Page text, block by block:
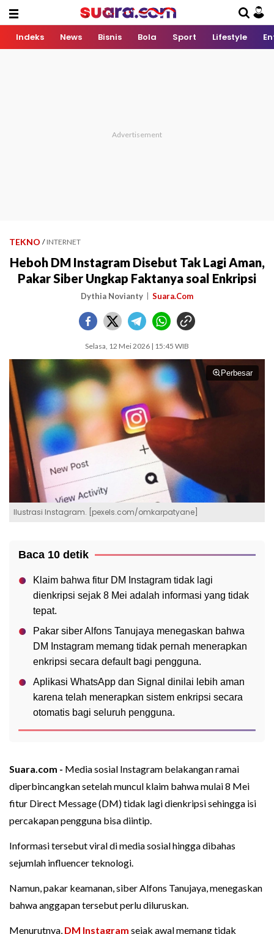
Indeks News Bisnis Bola Sport Lifestyle
TEKNO / INTERNET
Heboh DM Instagram Disebut Tak Lagi Aman,
Pakar Siber Ungkap Faktanya soal Enkripsi
Dythia Novianty Suara.Com
Selasa, 12 Mei 2026 | 15:45 WIB
Perbesar
Ilustrasi Instagram. [pexels.com/omkarpatyane]
Baca 10 detik
Klaim bahwa fitur DM Instagram tidak lagi
dienkripsi sejak 8 Mei adalah informasi yang tidak
tepat.
Pakar siber Alfons Tanujaya menegaskan bahwa
DM Instagram memang tidak pernah menerapkan
enkripsi secara default bagi pengguna.
Aplikasi WhatsApp dan Signal dinilai lebih aman
karena telah menerapkan sistem enkripsi secara
otomatis bagi seluruh pengguna.
Suara.com - Media sosial Instagram belakangan ramai
diperbincangkan setelah muncul klaim bahwa mulai 8 Mei
fitur Direct Message (DM) tidak lagi dienkripsi sehingga isi
percakapan pengguna bisa diintip.
Informasi tersebut viral di media sosial hingga dibahas
sejumlah influencer teknologi.
Namun, pakar keamanan, siber Alfons Tanujaya, menegaskan
bahwa anggapan tersebut perlu diluruskan.
Menurutnya, DM Instagram sejak awal memang tidak